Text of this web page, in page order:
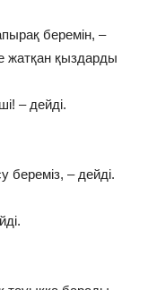
беремін, –
жатқан қыздарды
– дейді.
береміз, – дейді.